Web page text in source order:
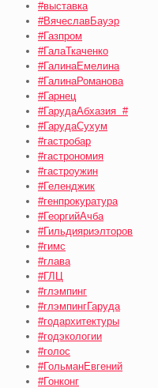
#выставка
#ВячеславБауэр
#Газпром
#ГалаТкаченко
#ГалинаЕмелина
#ГалинаРоманова
#Гарнец
#ГарудаАбхазия #
#ГарудаСухум
#гастробар
#гастрономия
#гастроужин
#Геленджик
#генпрокуратура
#ГеоргийАчба
#Гильдияриэлторов
#гимс
#глава
#ГЛЦ
#глэмпинг
#глэмпингГаруда
#годархитектуры
#годэкологии
#голос
#ГольманЕвгений
#Гонконг